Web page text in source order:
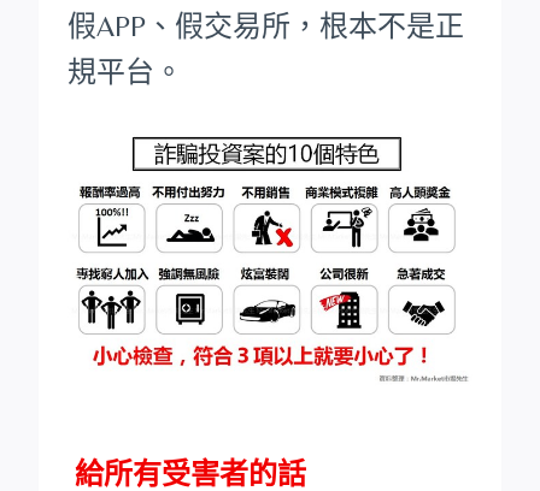
假APP、假交易所，根本不是正
規平台。
給所有受害者的話